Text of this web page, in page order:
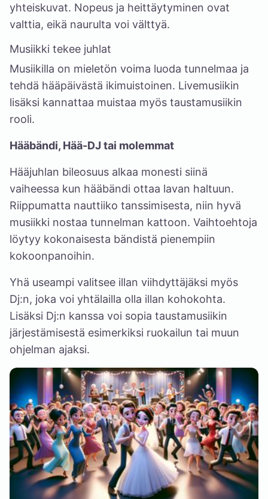
yhteiskuvat. Nopeus ja heittäytyminen ovat
valttia, eikä naurulta voi välttyä.
Musiikki tekee juhlat
Musiikilla on mieletön voima luoda tunnelmaa ja
tehdä hääpäivästä ikimuistoinen. Livemusiikin
lisäksi kannattaa muistaa myös taustamusiikin
rooli.
Hääbändi, Hää-DJ tai molemmat
Hääjuhlan bileosuus alkaa monesti siinä
vaiheessa kun hääbändi ottaa lavan haltuun.
Riippumatta nauttiiko tanssimisesta, niin hyvä
musiikki nostaa tunnelman kattoon. Vaihtoehtoja
löytyy kokonaisesta bändistä pienempiin
kokoonpanoihin.
Yhä useampi valitsee illan viihdyttäjäksi myös
Dj:n, joka voi yhtälailla olla illan kohokohta.
Lisäksi Dj:n kanssa voi sopia taustamusiikin
järjestämisestä esimerkiksi ruokailun tai muun
ohjelman ajaksi.